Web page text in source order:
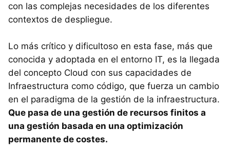
con las complejas necesidades de los diferentes
contextos de despliegue.
Lo más crítico y dificultoso en esta fase, más que
conocida y adoptada en el entorno IT, es la llegada
del concepto Cloud con sus capacidades de
Infraestructura como código, que fuerza un cambio
en el paradigma de la gestión de la infraestructura.
Que pasa de una gestión de recursos finitos a
una gestión basada en una optimización
permanente de costes.